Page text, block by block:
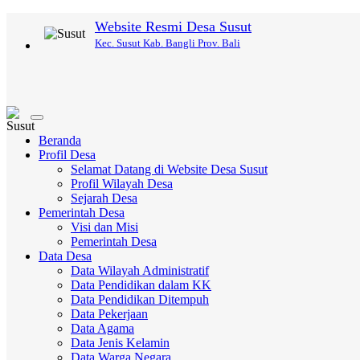
Website Resmi Desa Susut
Kec. Susut Kab. Bangli Prov. Bali
Toggle
navigation
Beranda
Profil Desa
Selamat Datang di Website Desa Susut
Profil Wilayah Desa
Sejarah Desa
Pemerintah Desa
Visi dan Misi
Pemerintah Desa
Data Desa
Data Wilayah Administratif
Data Pendidikan dalam KK
Data Pendidikan Ditempuh
Data Pekerjaan
Data Agama
Data Jenis Kelamin
Data Warga Negara